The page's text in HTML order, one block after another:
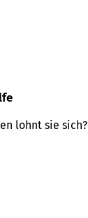
lohnt sie sich?